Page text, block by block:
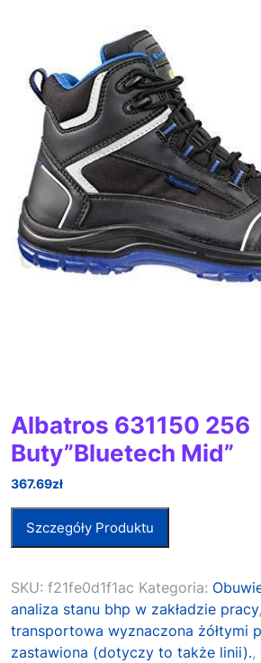
Albatros 631150 256
Buty”Bluetech Mid”
367.69zł
Szczegóły Produktu
SKU: f21fe0d1f1ac Kategoria:
analiza stanu bhp w zakładzie pracy,
transportowa wyznaczona żółtymi
zastawiona (dotyczy to także linii).,